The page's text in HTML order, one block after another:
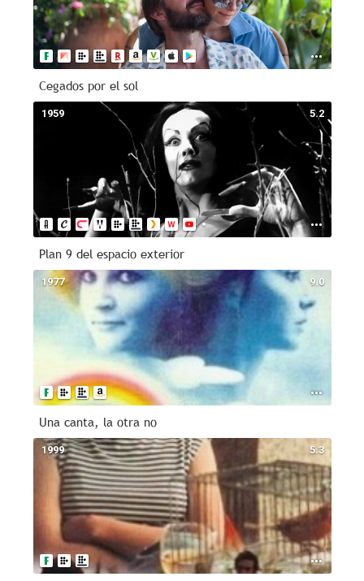
Cegados por el sol
5.2
1959
Plan 9 del espacio exterior
9.0
1977
Una canta, la otra no
5.3
1999